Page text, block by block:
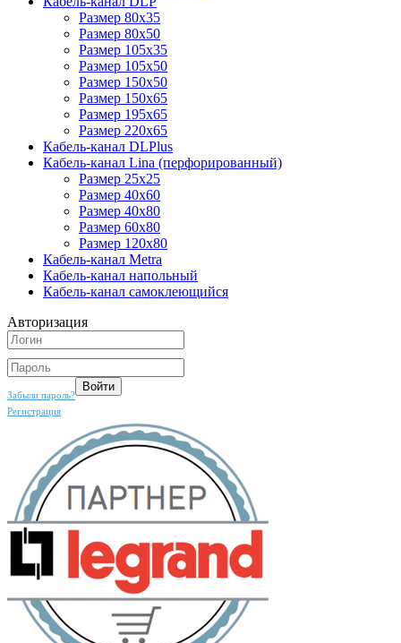
Размер 80х35
Размер 80х50
Размер 105х35
Размер 105х50
Размер 150х50
Размер 150х65
Размер 195х65
Размер 220х65
Кабель-канал DLPlus
Кабель-канал Lina (перфорированный)
Размер 25х25
Размер 40х60
Размер 40х80
Размер 60х80
Размер 120х80
Кабель-канал Metra
Кабель-канал напольный
Кабель-канал самоклеющийся
Авторизация
Забыли пароль?
Регистрация